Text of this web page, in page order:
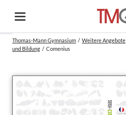
Thomas-Mann Gymnasium Weitere Angebote
und Bildung
Comenius